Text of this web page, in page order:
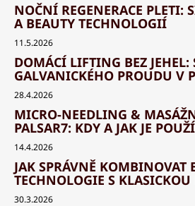
NOČNÍ REGENERACE PLETI:
A BEAUTY TECHNOLOGIÍ
11.5.2026
DOMÁCÍ LIFTING BEZ JEHEL:
GALVANICKÉHO PROUDU V
28.4.2026
MICRO-NEEDLING &
PALSAR7: KDY A JAK JE
14.4.2026
JAK SPRÁVNĚ KOMBINOVAT
TECHNOLOGIE S
30.3.2026